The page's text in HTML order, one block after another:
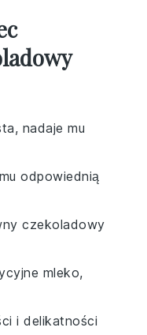
nadaje mu
odpowiednią
czekoladowy
mleko,
i delikatności